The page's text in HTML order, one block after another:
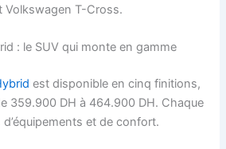
Volkswagen T-Cross.
: le SUV qui monte en gamme
est disponible en cinq finitions,
359.900 DH à 464.900 DH. Chaque
et de confort.